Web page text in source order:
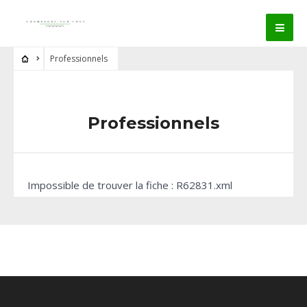
Professionnels
Professionnels
Impossible de trouver la fiche : R62831.xml